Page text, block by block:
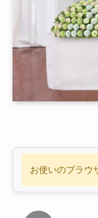
お使いのブラウ